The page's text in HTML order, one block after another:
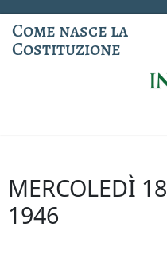
Come nasce la
Costituzione
MERCOLEDÌ
1946